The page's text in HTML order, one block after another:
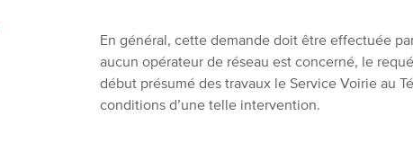
En général, cette demande doit être effectuée
aucun opérateur de réseau est concerné, le
début présumé des travaux le Service Voirie au
conditions d’une telle intervention.